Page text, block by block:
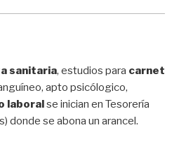
sanitaria, estudios para carnet
apto psicólogico,
laboral se inician en Tesorería
donde se abona un arancel.